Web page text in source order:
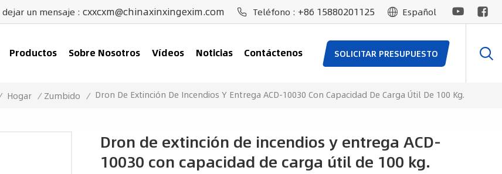
dejar un mensaje : cxxcxm@chinaxinxingexim.com Teléfono : +86 15880201125 Español
Productos Sobre Nosotros Vídeos Noticias Contáctenos SOLICITAR PRESUPUESTO
Hogar / Zumbido / Dron De Extinción De Incendios Y Entrega ACD-10030 Con Capacidad De Carga Útil De 100 Kg.
Dron de extinción de incendios y entrega ACD-
10030 con capacidad de carga útil de 100 kg.